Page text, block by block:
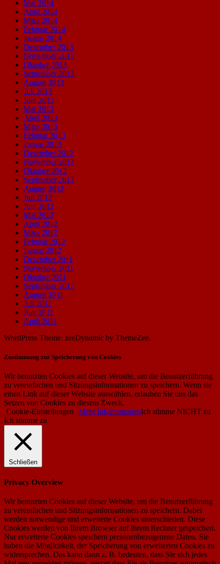
Mai 2014
April 2014
März 2014
Februar 2014
Januar 2014
Dezember 2013
November 2013
Oktober 2013
September 2013
August 2013
Juli 2013
Juni 2013
Mai 2013
April 2013
März 2013
Februar 2013
Januar 2013
Dezember 2012
November 2012
Oktober 2012
September 2012
August 2012
Juli 2012
Juni 2012
Mai 2012
April 2012
März 2012
Februar 2012
Januar 2012
Dezember 2011
November 2011
Oktober 2011
September 2011
August 2011
Juli 2011
Juni 2011
April 2011
WordPress Theme: zeeDynamic by ThemeZee.
Zustimmung zur Speicherung von Cookies
Wir benutzten Cookies auf dieser Website, um die Benutzerführung
zu vereinfachen und Sitzungsinformationen zu speichern. Wenn sie
einen Link auf dieser Website auswählen, erlauben Sie uns das
Setzen von Cookies zu diesem Zweck.
Cookie-Einstellungen Mehr InformationenIch stimme NICHT zu
Ich stimme zu
Schließen
Privacy Overview
Wir benutzten Cookies auf dieser Website, um die Benutzerführung
zu vereinfachen und Sitzungsinformationen zu speichern. Dabei
werden notwendige und erweiterte Cookies unterschieden. Diese
Cookies werden von Ihrem Browser auf Ihrem Rechner gespeichert.
Nur erweiterte Cookies speichern personenbezogenene Daten. Sie
haben die Möglichkeit, der Speicherung von erweiterten Cookies zu
widersprechen. Das kann dann z. B. bedeuten, dass Sie sich jedes